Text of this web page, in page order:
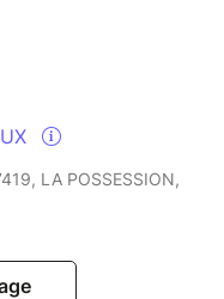
LA POSSESSION,